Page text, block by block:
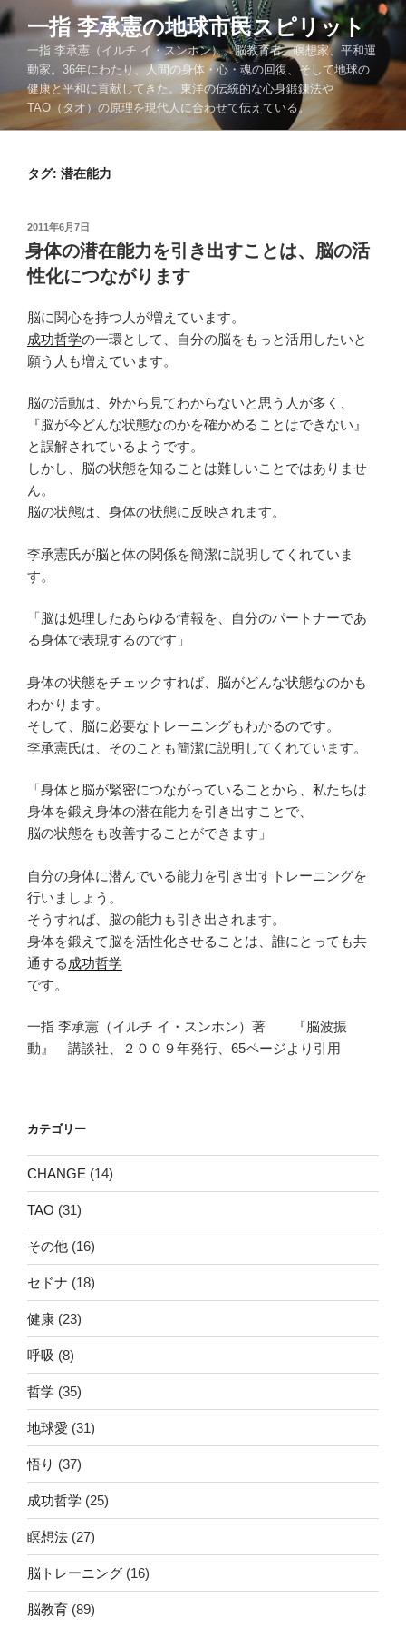
コ
ン
ツ
一指 李承憲の地球市民スピリット
一指 李承憲（イルチ イ・スンホン）。脳教育者、瞑想家、平和運
動家。36年にわたり、人間の身体・心・魂の回復、そして地球の
健康と平和に貢献してきた。東洋の伝統的な心身鍛錬法や
TAO（タオ）の原理を現代人に合わせて伝えている。
タグ: 潜在能力
投
稿
日:
2011年6月7日
身体の潜在能力を引き出すことは、脳の活
性化につながります
脳に関心を持つ人が増えています。
成功哲学の一環として、自分の脳をもっと活用したいと
願う人も増えています。
脳の活動は、外から見てわからないと思う人が多く、
『脳が今どんな状態なのかを確かめることはできない』
と誤解されているようです。
しかし、脳の状態を知ることは難しいことではありませ
ん。
脳の状態は、身体の状態に反映されます。
李承憲氏が脳と体の関係を簡潔に説明してくれていま
す。
「脳は処理したあらゆる情報を、自分のパートナーであ
る身体で表現するのです」
身体の状態をチェックすれば、脳がどんな状態なのかも
わかります。
そして、脳に必要なトレーニングもわかるのです。
李承憲氏は、そのことも簡潔に説明してくれています。
「身体と脳が緊密につながっていることから、私たちは
身体を鍛え身体の潜在能力を引き出すことで、
脳の状態をも改善することができます」
自分の身体に潜んでいる能力を引き出すトレーニングを
行いましょう。
そうすれば、脳の能力も引き出されます。
身体を鍛えて脳を活性化させることは、誰にとっても共
通する 成功哲学
です。
一指 李承憲（イルチ イ・スンホン）著 『脳波振
動』 講談社、２００９年発行、65ページより引用
カテゴリー
CHANGE (14)
TAO (31)
その他 (16)
セドナ (18)
健康 (23)
呼吸 (8)
哲学 (35)
地球愛 (31)
悟り (37)
成功哲学 (25)
瞑想法 (27)
脳トレーニング (16)
脳教育 (89)